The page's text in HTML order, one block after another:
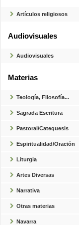
Artículos religiosos
Audiovisuales
Audiovisuales
Materias
Teología, Filosofía...
Sagrada Escritura
Pastoral/Catequesis
Espiritualidad/Oración
Liturgia
Artes Diversas
Narrativa
Otras materias
Navarra